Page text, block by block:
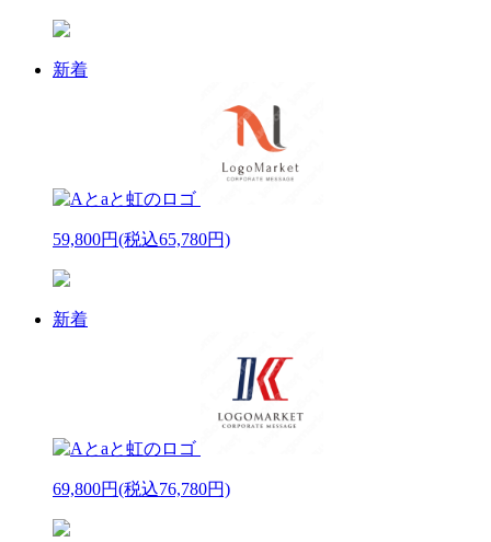
新着
59,800円(税込65,780円)
新着
69,800円(税込76,780円)